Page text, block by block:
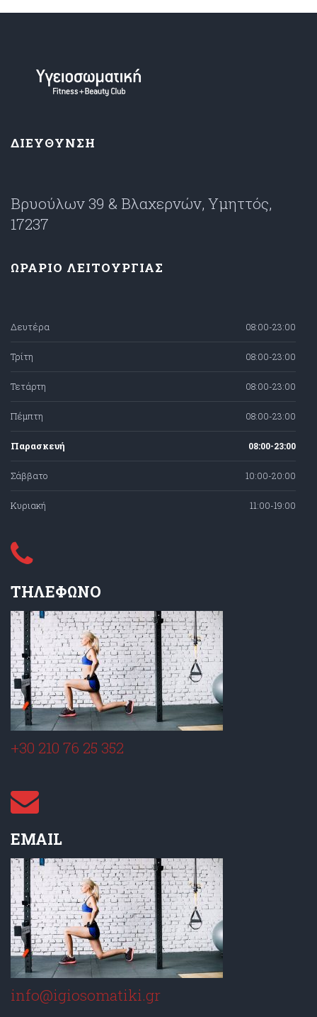
ΔΙΕΥΘΥΝΣΗ
Βρυούλων 39 & Βλαχερνών, Υμηττός,
17237
ΩΡΑΡΙΟ ΛΕΙΤΟΥΡΓΙΑΣ
Δευτέρα 08:00-23:00
Τρίτη 08:00-23:00
Τετάρτη 08:00-23:00
Πέμπτη 08:00-23:00
Παρασκευή 08:00-23:00
Σάββατο 10:00-20:00
Κυριακή 11:00-19:00
ΤΗΛΕΦΩΝΟ
+30 210 76 25 352
EMAIL
info@igiosomatiki.gr